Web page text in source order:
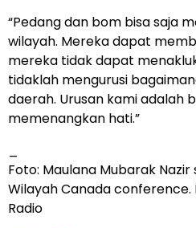
“Pedang dan bom bisa saja
wilayah. Mereka dapat
mereka tidak dapat
tidaklah mengurusi
daerah. Urusan kami adalah
memenangkan hati.”
Foto: Maulana Mubarak
Wilayah Canada conference.
Radio